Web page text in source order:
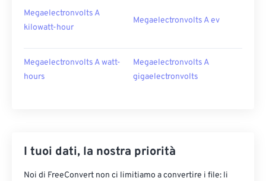
Megaelectronvolts A
kilowatt-hour
Megaelectronvolts A ev
Megaelectronvolts A watt-
hours
Megaelectronvolts A
gigaelectronvolts
I tuoi dati, la nostra priorità
Noi di FreeConvert non ci limitiamo a convertire i file: li